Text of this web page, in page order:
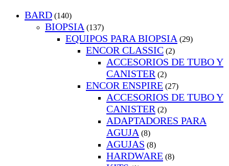
BARD (140)
BIOPSIA (137)
EQUIPOS PARA BIOPSIA (29)
ENCOR CLASSIC (2)
ACCESORIOS DE TUBO Y
CANISTER (2)
ENCOR ENSPIRE (27)
ACCESORIOS DE TUBO Y
CANISTER (2)
ADAPTADORES PARA
AGUJA (8)
AGUJAS (8)
HARDWARE (8)